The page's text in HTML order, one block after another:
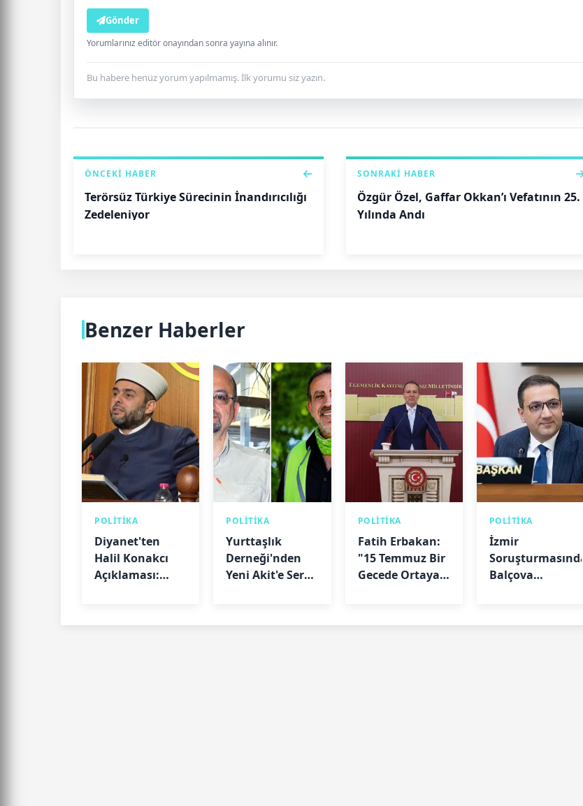
Gönder
Yorumlarınız editör onayından sonra yayına alınır.
Bu habere henüz yorum yapılmamış. İlk yorumu siz yazın.
ÖNCEKI HABER
Terörsüz Türkiye Sürecinin İnandırıcılığı
Zedeleniyor
SONRAKI HABER
Özgür Özel, Gaffar Okkan’ı Vefatının 25.
Yılında Andı
Benzer Haberler
POLİTİKA
Diyanet'ten
Halil Konakcı
Açıklaması:
POLİTİKA
Yurttaşlık
Derneği'nden
Yeni Akit'e Sert
POLİTİKA
Fatih Erbakan:
"15 Temmuz Bir
Gecede Ortaya
POLİTİKA
İzmir
Soruşturmasında
Balçova